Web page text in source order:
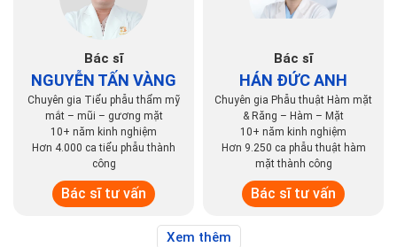
Bác sĩ
NGUYỄN TẤN VÀNG
Chuyên gia Tiểu phẫu thẩm mỹ
mắt – mũi – gương mặt
10+ năm kinh nghiệm
Hơn 4.000 ca tiểu phẫu thành
công
Bác sĩ tư vấn
Bác sĩ
HÁN ĐỨC ANH
Chuyên gia Phẫu thuật Hàm mặt
& Răng – Hàm – Mặt
10+ năm kinh nghiệm
Hơn 9.250 ca phẫu thuật hàm
mặt thành công
Bác sĩ tư vấn
Xem thêm